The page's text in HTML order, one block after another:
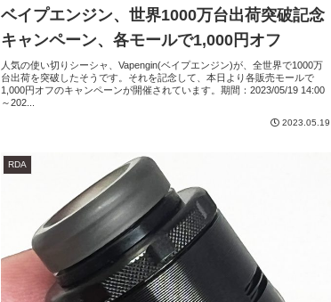
ベイプエンジン、世界1000万台出荷突破記念
キャンペーン、各モールで1,000円オフ
人気の使い切りシーシャ、Vapengin(ベイプエンジン)が、全世界で1000万
台出荷を突破したそうです。それを記念して、本日より各販売モールで
1,000円オフのキャンペーンが開催されています。期間：2023/05/19 14:00
～202...
2023.05.19
RDA